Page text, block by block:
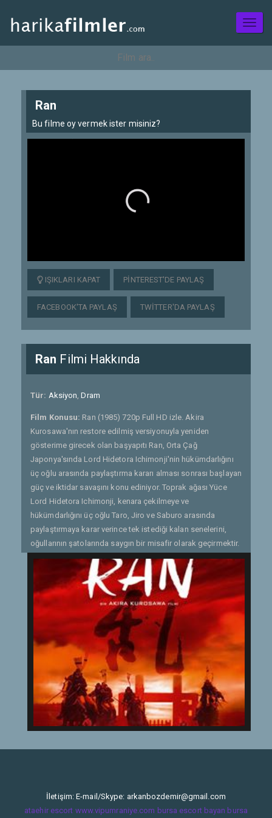
Ran
Bu filme oy vermek ister misiniz?
IŞIKLARI KAPAT PINTEREST'DE PAYLAŞ
FACEBOOK'TA PAYLAŞ TWITTER'DA PAYLAŞ
Ran Filmi Hakkında
Tür: Aksiyon,Dram
Film Konusu: Ran (1985) 720p Full HD izle. Akira
Kurosawa'nın restore edilmiş versiyonuyla yeniden
gösterime girecek olan başyapıtı Ran, Orta Çağ
Japonya'sında Lord Hidetora Ichimonji'nin hükümdarlığını
üç oğlu arasında paylaştırma kararı alması sonrası başlayan
güç ve iktidar savaşını konu ediniyor. Toprak ağası Yüce
Lord Hidetora Ichimonji, kenara çekilmeye ve
hükümdarlığını üç oğlu Taro, Jiro ve Saburo arasında
paylaştırmaya karar verince tek istediği kalan senelerini,
oğullarının şatolarında saygın bir misafir olarak geçirmektir.
İki oğlu babalarını övgüye boğarken üçüncü oğul babasını
uyarmaya çalışmaktadır; üç kardeş asla bir arada hareket
edemeyecektir ve iktidar hırsı onları bölecektir. Lord
Hidetora en genç oğlunun uyarısıyla kızgınlıktan deliye
döner ve babası tarafından sürülür. Ancak tıpkı oğlunun
uyardığı gibi, kısa süre içerisinde diğer iki oğlu, babalarının
elinden, unvanı da dahil her şeyi almak üzere planlar
yapmaya başlayacaktır.
Etiketler:1985
İletişim: E-mail/Skype: arkanbozdemir@gmail.com
ataehir escort www.vipumraniye.com bursa escort bayan bursa